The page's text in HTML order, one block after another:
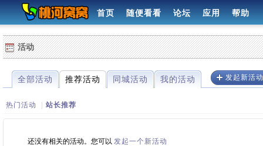
首页 随便看看 论坛 应用 帮助
活动
全部活动 推荐活动 同城活动 我的活动 发起新活动
热门活动 站长推荐
还没有相关的活动。您可以 发起一个新活动